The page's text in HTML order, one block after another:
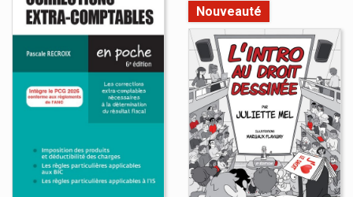
Nouveauté